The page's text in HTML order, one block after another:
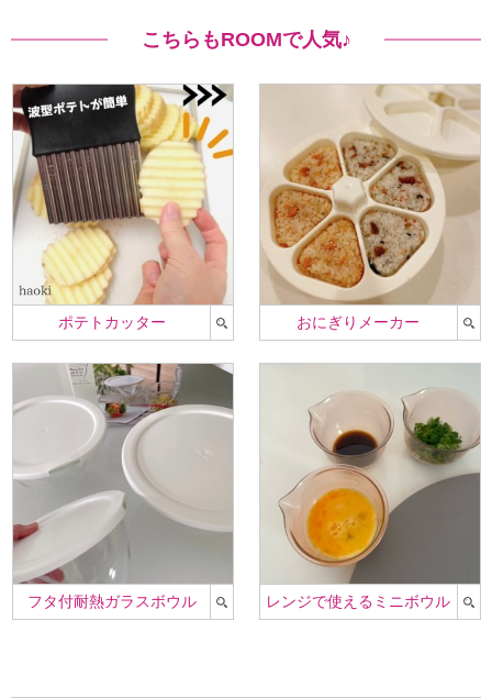
こちらもROOMで人気♪
ポテトカッター おにぎりメーカー
フタ付耐熱ガラスボウル レンジで使えるミニボウル